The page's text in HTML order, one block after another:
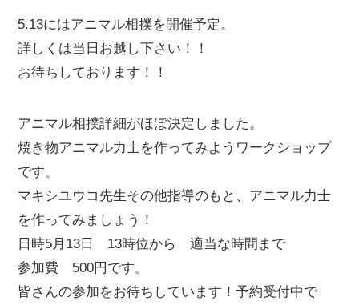
5.13にはアニマル相撲を開催予定。
詳しくは当日お越し下さい！！
お待ちしております！！
アニマル相撲詳細がほぼ決定しました。
焼き物アニマル力士を作ってみようワークショップ
です。
マキシユウコ先生その他指導のもと、アニマル力士
を作ってみましょう！
日時5月13日 13時位から 適当な時間まで
参加費 500円です。
皆さんの参加をお待ちしています！予約受付中で